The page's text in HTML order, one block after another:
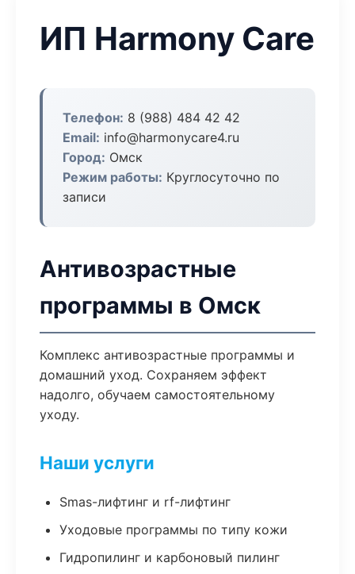
ИП Harmony Care
Телефон: 8 (988) 484 42 42
Email: info@harmonycare4.ru
Город: Омск
Режим работы: Круглосуточно по
записи
Антивозрастные
программы в Омск
Комплекс антивозрастные программы и
домашний уход. Сохраняем эффект
надолго, обучаем самостоятельному
уходу.
Наши услуги
Smas-лифтинг и rf-лифтинг
Уходовые программы по типу кожи
Гидропилинг и карбоновый пилинг